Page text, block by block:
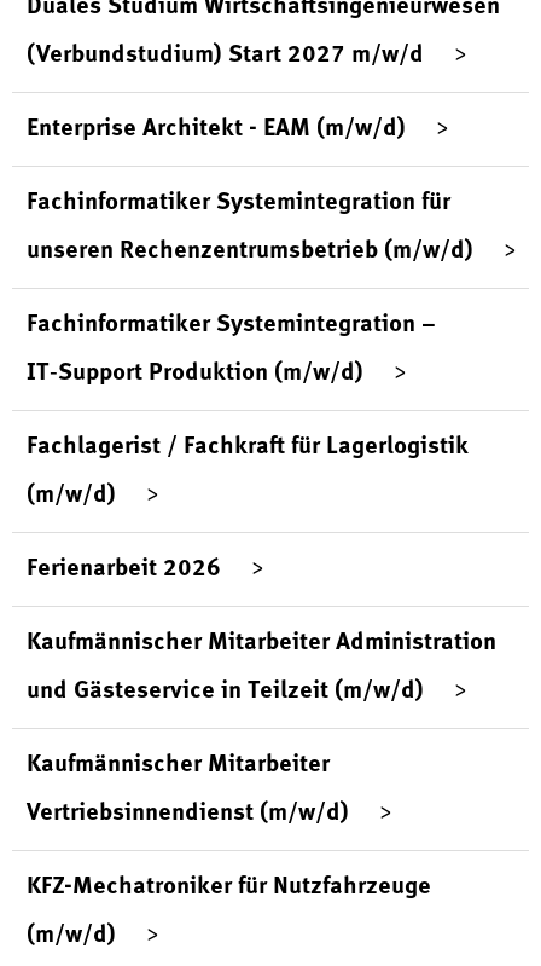
Duales Studium Wirtschaftsingenieurwesen
(Verbundstudium) Start 2027 m/w/d
Enterprise Architekt - EAM (m/w/d)
Fachinformatiker Systemintegration für
unseren Rechenzentrumsbetrieb (m/w/d)
Fachinformatiker Systemintegration –
IT‑Support Produktion (m/w/d)
Fachlagerist / Fachkraft für Lagerlogistik
(m/w/d)
Ferienarbeit 2026
Kaufmännischer Mitarbeiter Administration
und Gästeservice in Teilzeit (m/w/d)
Kaufmännischer Mitarbeiter
Vertriebsinnendienst (m/w/d)
KFZ-Mechatroniker für Nutzfahrzeuge
(m/w/d)